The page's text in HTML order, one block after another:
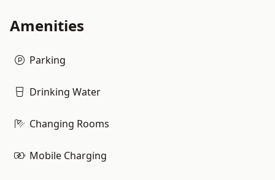
Amenities
Parking
Drinking Water
Changing Rooms
Mobile Charging